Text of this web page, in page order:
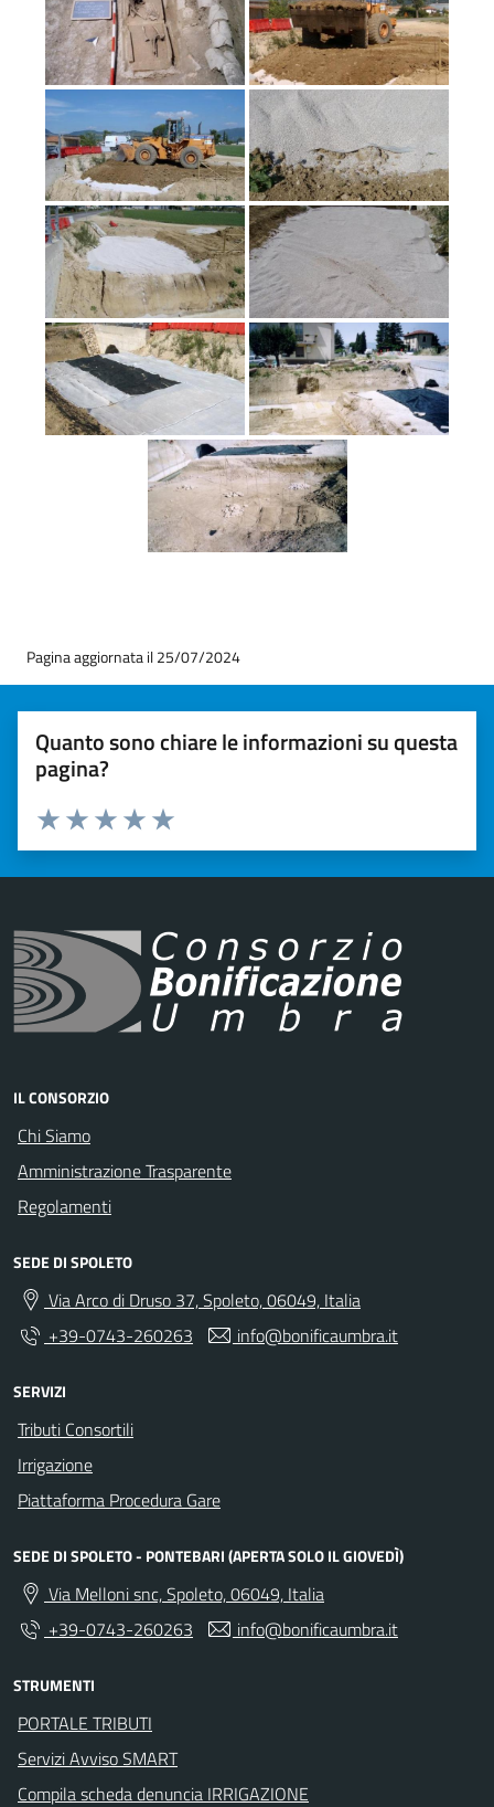
Pagina aggiornata il 25/07/2024
Quanto sono chiare le informazioni su questa
pagina?
Valuta 5 stelle su 5
Valuta 4 stelle su 5
Valuta 3 stelle su 5
Valuta 2 stelle su 5
Valuta 1 stelle su 5
IL CONSORZIO
Chi Siamo
Amministrazione Trasparente
Regolamenti
SEDE DI SPOLETO
Via Arco di Druso 37, Spoleto, 06049, Italia
+39-0743-260263
info@bonificaumbra.it
SERVIZI
Tributi Consortili
Irrigazione
Piattaforma Procedura Gare
SEDE DI SPOLETO - PONTEBARI (APERTA SOLO IL GIOVEDÌ)
Via Melloni snc, Spoleto, 06049, Italia
+39-0743-260263
info@bonificaumbra.it
STRUMENTI
PORTALE TRIBUTI
Servizi Avviso SMART
Compila scheda denuncia IRRIGAZIONE